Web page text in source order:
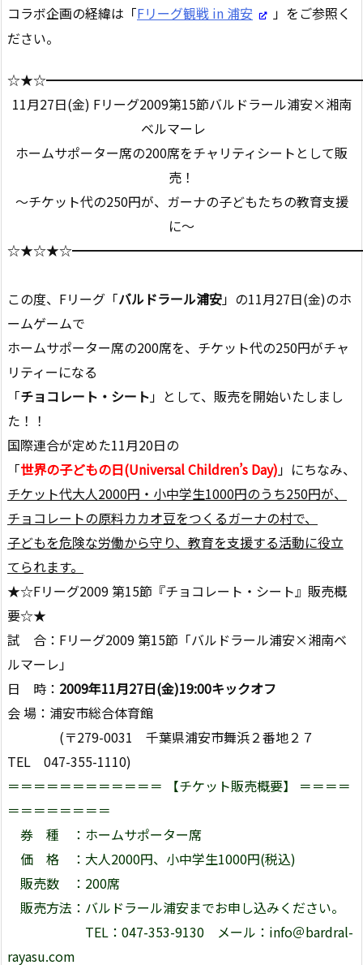
コラボ企画の経緯は「Fリーグ観戦 in 浦安
」をご参照く
ださい。
11月27日(金) Fリーグ2009第15節バルドラール浦安×湘南
ベルマーレ
ホームサポーター席の200席をチャリティシートとして販
売！
〜チケット代の250円が、ガーナの子どもたちの教育支援
に〜
この度、Fリーグ「バルドラール浦安」の11月27日(金)のホ
ームゲームで
ホームサポーター席の200席を、チケット代の250円がチャ
リティーになる
「チョコレート・シート」として、販売を開始いたしまし
た！！
国際連合が定めた11月20日の
「世界の子どもの日(Universal Children’s Day)」にちなみ、
チケット代大人2000円・小中学生1000円のうち250円が、
チョコレートの原料カカオ豆をつくるガーナの村で、
子どもを危険な労働から守り、教育を支援する活動に役立
てられます。
★☆Fリーグ2009 第15節『チョコレート・シート』販売概
要☆★
試 合：Fリーグ2009 第15節「バルドラール浦安×湘南ベ
ルマーレ」
日 時： 2009年11月27日(金)19:00キックオフ
会 場：浦安市総合体育館
(〒279-0031 千葉県浦安市舞浜２番地２７
TEL 047-355-1110)
＝＝＝＝＝＝＝＝＝＝＝＝ 【チケット販売概要】 ＝＝＝＝
＝＝＝＝＝＝＝＝
券 種 ：ホームサポーター席
価 格 ：大人2000円、小中学生1000円(税込)
販売数 ：200席
販売方法：バルドラール浦安までお申し込みください。
TEL：047-353-9130 メール：info＠bardral-
rayasu.com